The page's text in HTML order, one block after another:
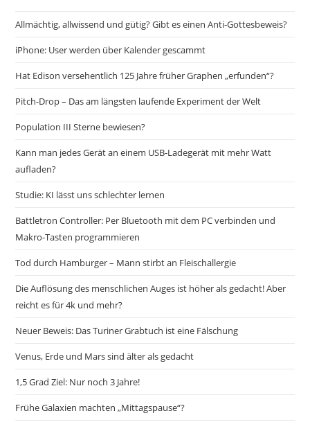
Allmächtig, allwissend und gütig? Gibt es einen Anti-Gottesbeweis?
iPhone: User werden über Kalender gescammt
Hat Edison versehentlich 125 Jahre früher Graphen „erfunden“?
Pitch-Drop – Das am längsten laufende Experiment der Welt
Population III Sterne bewiesen?
Kann man jedes Gerät an einem USB-Ladegerät mit mehr Watt
aufladen?
Studie: KI lässt uns schlechter lernen
Battletron Controller: Per Bluetooth mit dem PC verbinden und
Makro-Tasten programmieren
Tod durch Hamburger – Mann stirbt an Fleischallergie
Die Auflösung des menschlichen Auges ist höher als gedacht! Aber
reicht es für 4k und mehr?
Neuer Beweis: Das Turiner Grabtuch ist eine Fälschung
Venus, Erde und Mars sind älter als gedacht
1,5 Grad Ziel: Nur noch 3 Jahre!
Frühe Galaxien machten „Mittagspause“?